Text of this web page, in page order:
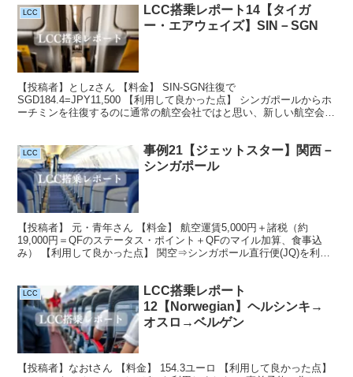
LCC
LCC搭乗レポート14【タイガ
ー・エアウェイズ】SIN－SGN
【投稿者】としzさん 【料金】 SIN-SGN往復で
SGD184.4=JPY11,500 【利用して良かった点】 シンガポールからホ
ーチミンを往復するのに通常の航空会社ではと思い、新しい航空会社
LCC
事例21【ジェットスター】関西－
シンガポール
【投稿者】 元・青年さん 【料金】 航空運賃5,000円＋諸税（約
19,000円＝QFのステータス・ポイント＋QFのマイル加算、食事込
み） 【利用して良かった点】 関空⇒シンガポール直行便(JQ)を利用
LCC
LCC搭乗レポート
12【Norwegian】ヘルシンキ→
オスロ→ベルゲン
【投稿者】なおtさん 【料金】 154.3ユーロ 【利用して良かった点】